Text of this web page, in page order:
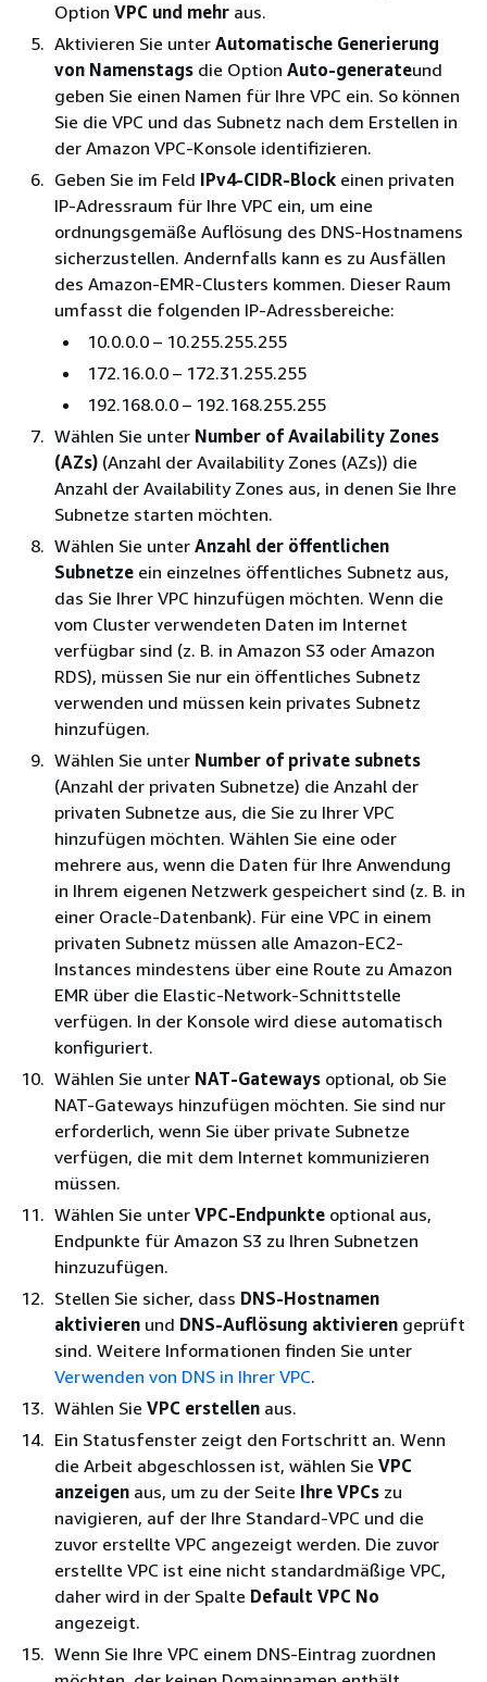
Option VPC und mehr aus.
Aktivieren Sie unter Automatische Generierung
von Namenstags die Option Auto-generateund
geben Sie einen Namen für Ihre VPC ein. So können
Sie die VPC und das Subnetz nach dem Erstellen in
der Amazon VPC-Konsole identifizieren.
Geben Sie im Feld IPv4-CIDR-Block einen privaten
IP-Adressraum für Ihre VPC ein, um eine
ordnungsgemäße Auflösung des DNS-Hostnamens
sicherzustellen. Andernfalls kann es zu Ausfällen
des Amazon-EMR-Clusters kommen. Dieser Raum
umfasst die folgenden IP-Adressbereiche:
10.0.0.0 – 10.255.255.255
172.16.0.0 – 172.31.255.255
192.168.0.0 – 192.168.255.255
Wählen Sie unter Number of Availability Zones
(AZs) (Anzahl der Availability Zones (AZs)) die
Anzahl der Availability Zones aus, in denen Sie Ihre
Subnetze starten möchten.
Wählen Sie unter Anzahl der öffentlichen
Subnetze ein einzelnes öffentliches Subnetz aus,
das Sie Ihrer VPC hinzufügen möchten. Wenn die
vom Cluster verwendeten Daten im Internet
verfügbar sind (z. B. in Amazon S3 oder Amazon
RDS), müssen Sie nur ein öffentliches Subnetz
verwenden und müssen kein privates Subnetz
hinzufügen.
Wählen Sie unter Number of private subnets
(Anzahl der privaten Subnetze) die Anzahl der
privaten Subnetze aus, die Sie zu Ihrer VPC
hinzufügen möchten. Wählen Sie eine oder
mehrere aus, wenn die Daten für Ihre Anwendung
in Ihrem eigenen Netzwerk gespeichert sind (z. B. in
einer Oracle-Datenbank). Für eine VPC in einem
privaten Subnetz müssen alle Amazon-EC2-
Instances mindestens über eine Route zu Amazon
EMR über die Elastic-Network-Schnittstelle
verfügen. In der Konsole wird diese automatisch
konfiguriert.
Wählen Sie unter NAT-Gateways optional, ob Sie
NAT-Gateways hinzufügen möchten. Sie sind nur
erforderlich, wenn Sie über private Subnetze
verfügen, die mit dem Internet kommunizieren
müssen.
Wählen Sie unter VPC-Endpunkte optional aus,
Endpunkte für Amazon S3 zu Ihren Subnetzen
hinzuzufügen.
Stellen Sie sicher, dass DNS-Hostnamen
aktivieren und DNS-Auflösung aktivieren geprüft
sind. Weitere Informationen finden Sie unter
Verwenden von DNS in Ihrer VPC.
Wählen Sie VPC erstellen aus.
Ein Statusfenster zeigt den Fortschritt an. Wenn
die Arbeit abgeschlossen ist, wählen Sie VPC
anzeigen aus, um zu der Seite Ihre VPCs zu
navigieren, auf der Ihre Standard-VPC und die
zuvor erstellte VPC angezeigt werden. Die zuvor
erstellte VPC ist eine nicht standardmäßige VPC,
daher wird in der Spalte Default VPC No
angezeigt.
Wenn Sie Ihre VPC einem DNS-Eintrag zuordnen